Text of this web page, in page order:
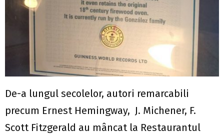
De-a lungul secolelor, autori remarcabili
precum Ernest Hemingway, J. Michener, F.
Scott Fitzgerald au mâncat la Restaurantul